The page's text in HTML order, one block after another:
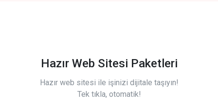
Hazır Web Sitesi Paketleri
Hazır web sitesi ile işinizi dijitale taşıyın!
Tek tıkla, otomatik!